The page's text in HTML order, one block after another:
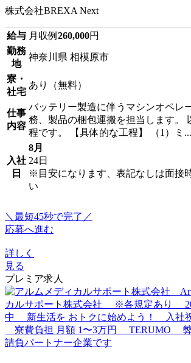
株式会社BREXA Next
給与 月収例 260,000円
勤務
地
神奈川県 相模原市
寮・
社宅
あり（無料）
仕事
内容
バッテリー製造に伴うマシンオペレ
務、製品の梱包運搬を担当します。
程です。 【具体的な工程】 （1）ミ...
入社
日
8月
24日
※目安になります、表記なしは面接
い
＼最短45秒で完了／
応募へ進む
詳しく
見る
プレミア求人